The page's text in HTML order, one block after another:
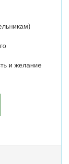
и желание